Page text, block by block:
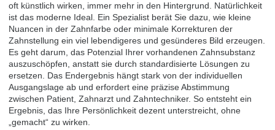
oft künstlich wirken, immer mehr in den Hintergrund. Natürlichkeit
ist das moderne Ideal. Ein Spezialist berät Sie dazu, wie kleine
Nuancen in der Zahnfarbe oder minimale Korrekturen der
Zahnstellung ein viel lebendigeres und gesünderes Bild erzeugen.
Es geht darum, das Potenzial Ihrer vorhandenen Zahnsubstanz
auszuschöpfen, anstatt sie durch standardisierte Lösungen zu
ersetzen. Das Endergebnis hängt stark von der individuellen
Ausgangslage ab und erfordert eine präzise Abstimmung
zwischen Patient, Zahnarzt und Zahntechniker. So entsteht ein
Ergebnis, das Ihre Persönlichkeit dezent unterstreicht, ohne
„gemacht“ zu wirken.